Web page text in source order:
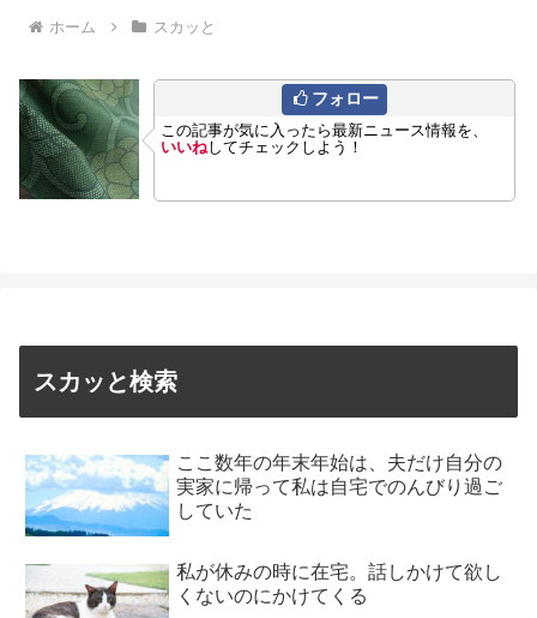
ホーム スカッと
フォロー
この記事が気に入ったら最新ニュース情報を、
いいねしてチェックしよう！
スカッと検索
ここ数年の年末年始は、夫だけ自分の
実家に帰って私は自宅でのんびり過ご
していた
私が休みの時に在宅。話しかけて欲し
くないのにかけてくる